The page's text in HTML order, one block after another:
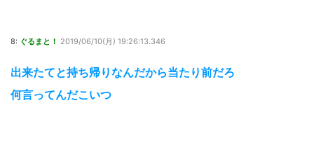
8: ぐるまと！ 2019/06/10(月) 19:26:13.346
出来たてと持ち帰りなんだから当たり前だろ
何言ってんだこいつ